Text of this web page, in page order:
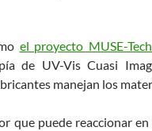
el proyecto MUSE-
de UV-Vis Cuasi
manejan los
que puede reaccionar